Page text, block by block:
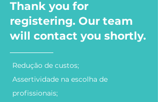
Thank you for
registering. Our team
will contact you shortly.
Redução de custos;
Assertividade na escolha de
profissionais;